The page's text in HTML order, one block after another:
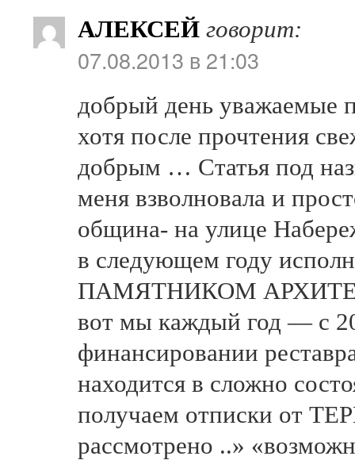
АЛЕКСЕЙ говорит:
07.08.2013 в 21:03
добрый день уважаемые
хотя после прочтения
добрым … Статья под
меня взволновала и
община- на улице
в следующем году
ПАМЯТНИКОМ
вот мы каждый год — с
финансировании
находится в сложно
получаем отписки от
рассмотрено ..»